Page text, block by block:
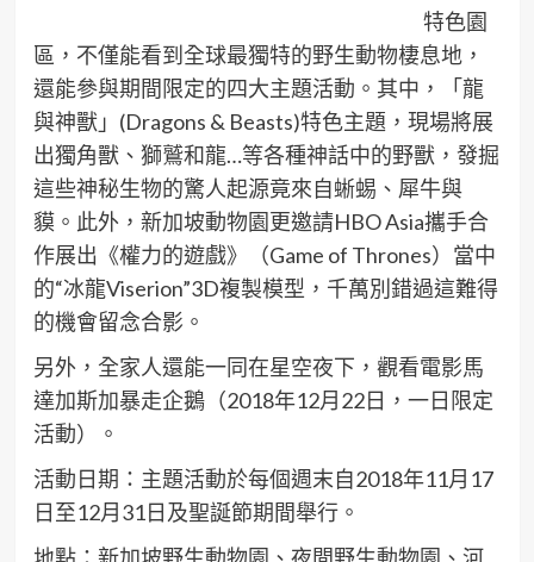
特色園
區，不僅能看到全球最獨特的野生動物棲息地，
還能參與期間限定的四大主題活動。其中，「龍
與神獸」(Dragons & Beasts)特色主題，現場將展
出獨角獸、獅鷲和龍…等各種神話中的野獸，發掘
這些神秘生物的驚人起源竟來自蜥蜴、犀牛與
貘。此外，新加坡動物園更邀請HBO Asia攜手合
作展出《權力的遊戲》（Game of Thrones）當中
的“冰龍Viserion”3D複製模型，千萬別錯過這難得
的機會留念合影。
另外，全家人還能一同在星空夜下，觀看電影馬
達加斯加暴走企鵝（2018年12月22日，一日限定
活動）。
活動日期：主題活動於每個週末自2018年11月17
日至12月31日及聖誕節期間舉行。